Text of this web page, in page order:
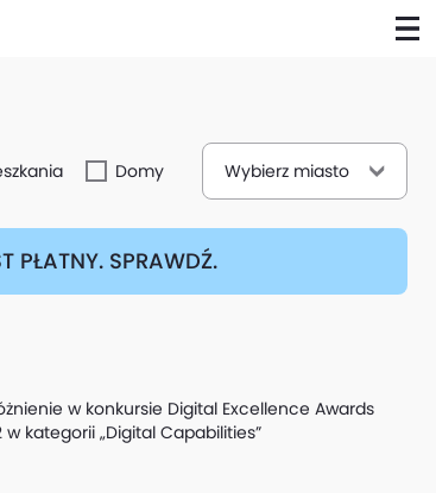
Domy Wybierz miasto
PŁATNY. SPRAWDŹ.
w konkursie Digital Excellence Awards
w kategorii „Digital Capabilities”